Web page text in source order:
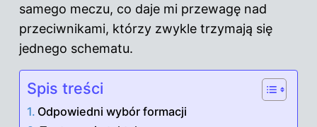
samego meczu, co daje mi przewagę nad
przeciwnikami, którzy zwykle trzymają się
jednego schematu.
Spis treści
Odpowiedni wybór formacji